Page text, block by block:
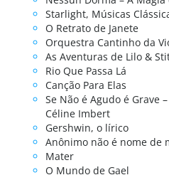
Starlight, Músicas
O Retrato de Janete
Orquestra Cantinho da
As Aventuras de Lilo &
Rio Que Passa Lá
Canção Para Elas
Se Não é Agudo é Grave
Céline Imbert
Gershwin, o lírico
Anônimo não é nome de
Mater
O Mundo de Gael